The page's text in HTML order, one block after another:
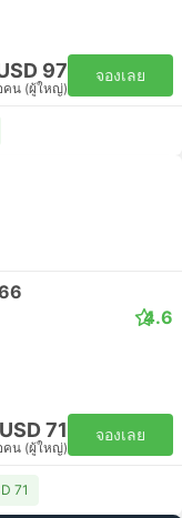
97
คน (ผู้ใหญ่)
จองเลย
4.6
USD 71
คน (ผู้ใหญ่)
จองเลย
71